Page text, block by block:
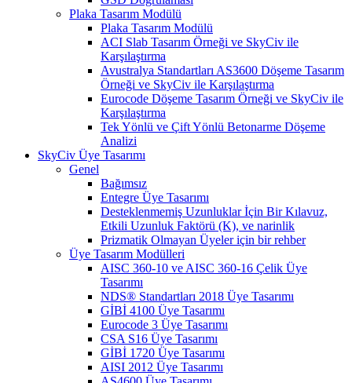
Plaka Tasarım Modülü
Plaka Tasarım Modülü
ACI Slab Tasarım Örneği ve SkyCiv ile
Karşılaştırma
Avustralya Standartları AS3600 Döşeme Tasarım
Örneği ve SkyCiv ile Karşılaştırma
Eurocode Döşeme Tasarım Örneği ve SkyCiv ile
Karşılaştırma
Tek Yönlü ve Çift Yönlü Betonarme Döşeme
Analizi
SkyCiv Üye Tasarımı
Genel
Bağımsız
Entegre Üye Tasarımı
Desteklenmemiş Uzunluklar İçin Bir Kılavuz,
Etkili Uzunluk Faktörü (K), ve narinlik
Prizmatik Olmayan Üyeler için bir rehber
Üye Tasarım Modülleri
AISC 360-10 ve AISC 360-16 Çelik Üye
Tasarımı
NDS® Standartları 2018 Üye Tasarımı
GİBİ 4100 Üye Tasarımı
Eurocode 3 Üye Tasarımı
CSA S16 Üye Tasarımı
GİBİ 1720 Üye Tasarımı
AISI 2012 Üye Tasarımı